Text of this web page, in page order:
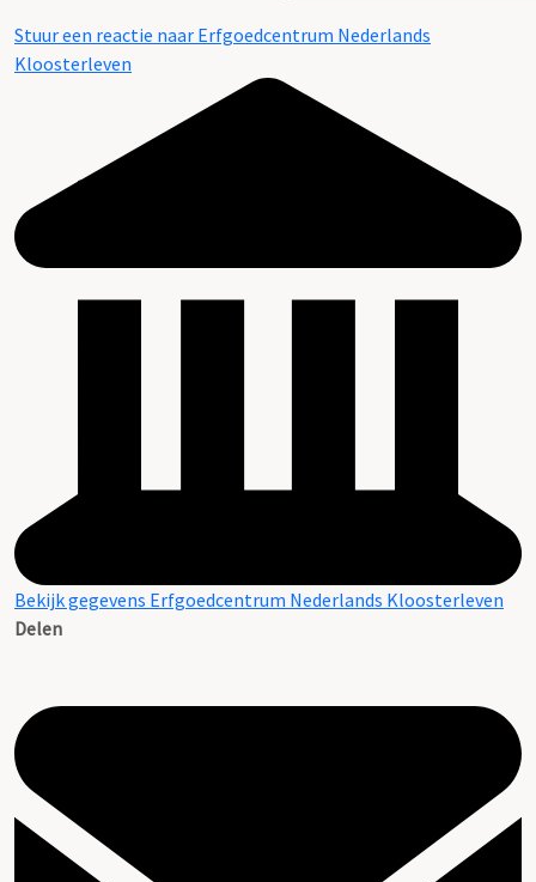
Stuur een reactie naar Erfgoedcentrum Nederlands
Kloosterleven
Bekijk gegevens Erfgoedcentrum Nederlands Kloosterleven
Delen